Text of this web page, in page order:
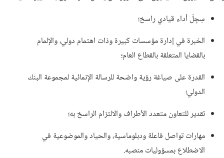
سِجِلّ أداء قيادي راسخ؛
الخبرة في إدارة مؤسسات كبيرة وذات اهتمام دولي، والإلمام
بالقضايا المتعلقة بالقطاع العام؛
القدرة على صياغة رؤية واضحة للرسالة الإنمائية لمجموعة البنك
الدولي؛
تقدير للتعاون متعدد الأطراف والالتزام الراسخ به؛
مهارات تواصل فاعلة ودبلوماسية، والحياد والموضوعية في
الاضطلاع بمسؤوليات منصبه.